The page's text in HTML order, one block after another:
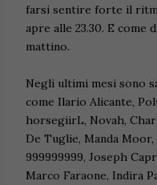
farsi sentire forte il
apre alle 23.30. E come
mattino.
Negli ultimi mesi sono
come Ilario Alicante,
horsegiirL, Novah,
De Tuglie, Manda
999999999, Joseph
Marco Faraone, Indira